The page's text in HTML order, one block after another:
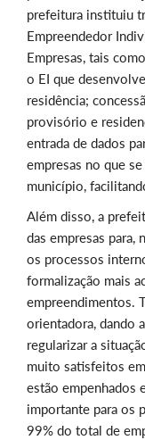
prefeitura instituiu
Empreendedor
Empresas, tais
o EI que
residência;
provisório e
entrada de dados
empresas no que
município,
Além disso, a
das empresas
os processos
formalização mais
empreendimentos.
orientadora, dando
regularizar a
muito satisfeitos
estão empenhados
importante para os
99% do total de